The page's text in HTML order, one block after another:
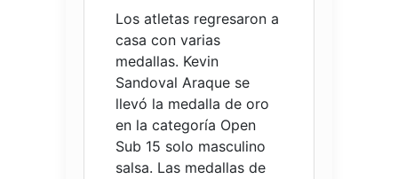
Los atletas regresaron a
casa con varias
medallas. Kevin
Sandoval Araque se
llevó la medalla de oro
en la categoría Open
Sub 15 solo masculino
salsa. Las medallas de